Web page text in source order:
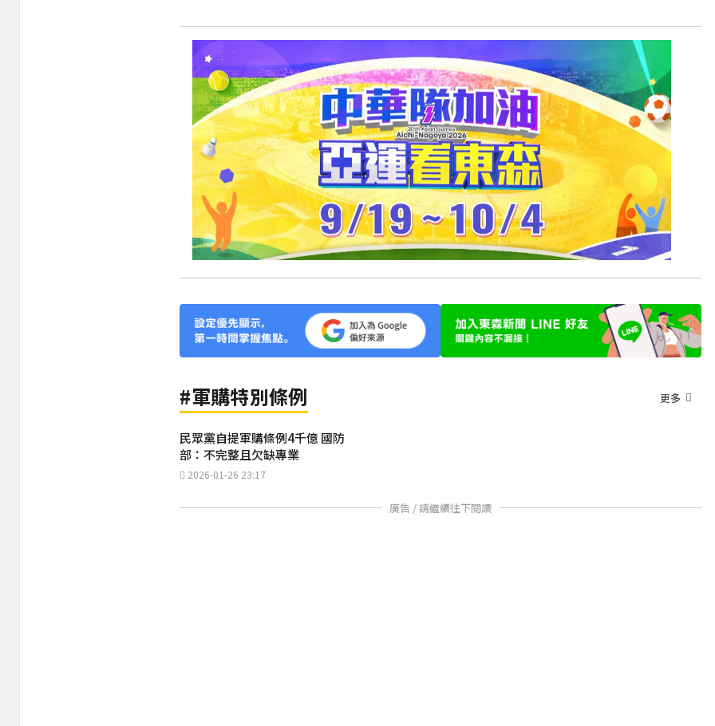
#軍購特別條例 更多
民眾黨自提軍購條例4千億 國防
部：不完整且欠缺專業
2026-01-26 23:17
廣告 / 請繼續往下閱讀